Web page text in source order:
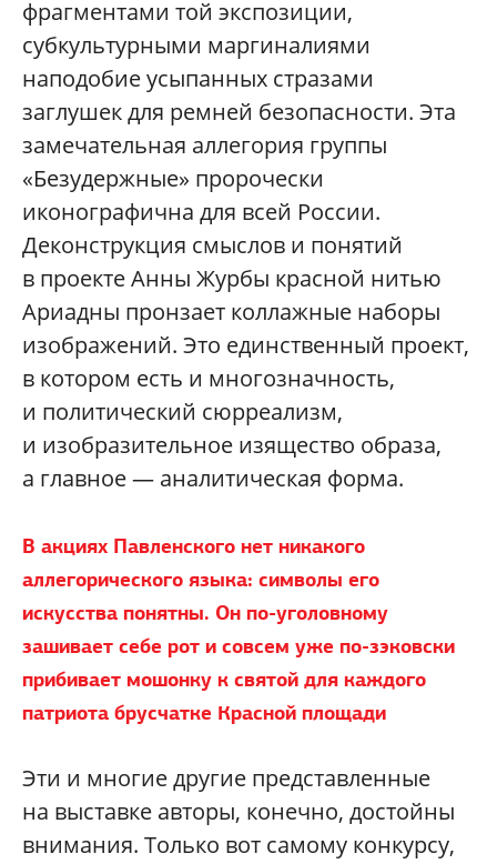
фрагментами той экспозиции,
субкультурными маргиналиями
наподобие усыпанных стразами
заглушек для ремней безопасности. Эта
замечательная аллегория группы
«Безудержные» пророчески
иконографична для всей России.
Деконструкция смыслов и понятий
в проекте Анны Журбы красной нитью
Ариадны пронзает коллажные наборы
изображений. Это единственный проект,
в котором есть и многозначность,
и политический сюрреализм,
и изобразительное изящество образа,
а главное — аналитическая форма.
В акциях Павленского нет никакого
аллегорического языка: символы его
искусства понятны. Он по-уголовному
зашивает себе рот и совсем уже по-зэковски
прибивает мошонку к святой для каждого
патриота брусчатке Красной площади
Эти и многие другие представленные
на выставке авторы, конечно, достойны
внимания. Только вот самому конкурсу,